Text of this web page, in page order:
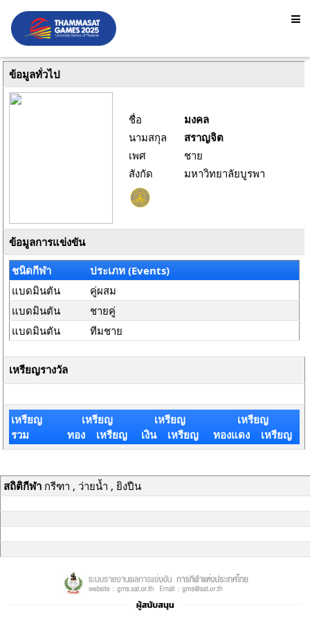
ข้อมูลทั่วไป
ชื่อ
มงคล
นามสกุล
สราญจิต
เพศ
ชาย
สังกัด
มหาวิทยาลัยบูรพา
ข้อมูลการแข่งขัน
ชนิดกีฬา
ประเภท (Events)
แบดมินตัน
คู่ผสม
แบดมินตัน
ชายคู่
แบดมินตัน
ทีมชาย
เหรียญรางวัล
เหรียญ
รวม
เหรียญ
ทอง เหรียญ
เหรียญ
เงิน เหรียญ
เหรียญ
ทองแดง เหรียญ
สถิติกีฬากรีฑา , ว่ายน้ำ , ยิงปืน